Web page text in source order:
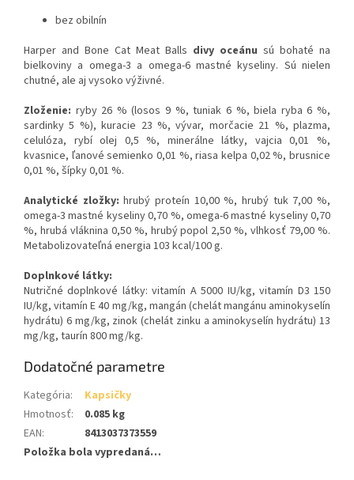
bez obilnín
Harper and Bone Cat Meat Balls divy oceánu sú bohaté na
bielkoviny a omega-3 a omega-6 mastné kyseliny. Sú nielen
chutné, ale aj vysoko výživné.
Zloženie: ryby 26 % (losos 9 %, tuniak 6 %, biela ryba 6 %,
sardinky 5 %), kuracie 23 %, vývar, morčacie 21 %, plazma,
celulóza, rybí olej 0,5 %, minerálne látky, vajcia 0,01 %,
kvasnice, ľanové semienko 0,01 %, riasa kelpa 0,02 %, brusnice
0,01 %, šípky 0,01 %.
Analytické zložky: hrubý proteín 10,00 %, hrubý tuk 7,00 %,
omega-3 mastné kyseliny 0,70 %, omega-6 mastné kyseliny 0,70
%, hrubá vláknina 0,50 %, hrubý popol 2,50 %, vlhkosť 79,00 %.
Metabolizovateľná energia 103 kcal/100 g.
Doplnkové látky:
Nutričné doplnkové látky: vitamín A 5000 IU/kg, vitamín D3 150
IU/kg, vitamín E 40 mg/kg, mangán (chelát mangánu aminokyselín
hydrátu) 6 mg/kg, zinok (chelát zinku a aminokyselín hydrátu) 13
mg/kg, taurín 800 mg/kg.
Dodatočné parametre
Kategória:
Kapsičky
Hmotnosť:
0.085 kg
EAN:
8413037373559
Položka bola vypredaná…